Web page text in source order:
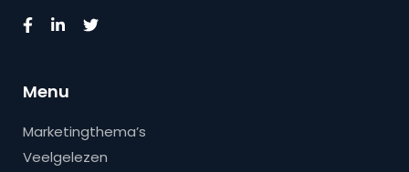
Menu
Marketingthema’s
Veelgelezen